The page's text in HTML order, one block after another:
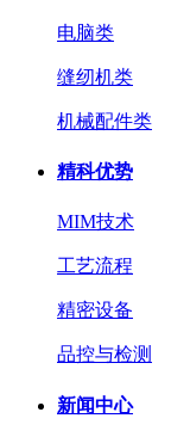
电脑类
缝纫机类
机械配件类
精科优势
MIM技术
工艺流程
精密设备
品控与检测
新闻中心